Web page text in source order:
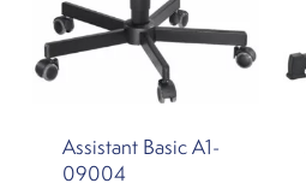
Assistant Basic A1-
09004